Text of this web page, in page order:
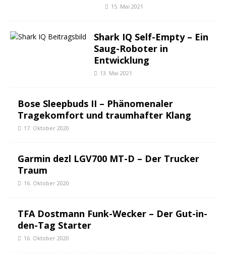
15. Mai 2021
Shark IQ Self-Empty – Ein
Saug-Roboter in
Entwicklung
13. Mai 2021
Bose Sleepbuds II – Phänomenaler
Tragekomfort und traumhafter Klang
17. Oktober 2020
Garmin dezl LGV700 MT-D – Der Trucker
Traum
16. Oktober 2020
TFA Dostmann Funk-Wecker – Der Gut-in-
den-Tag Starter
16. Oktober 2020